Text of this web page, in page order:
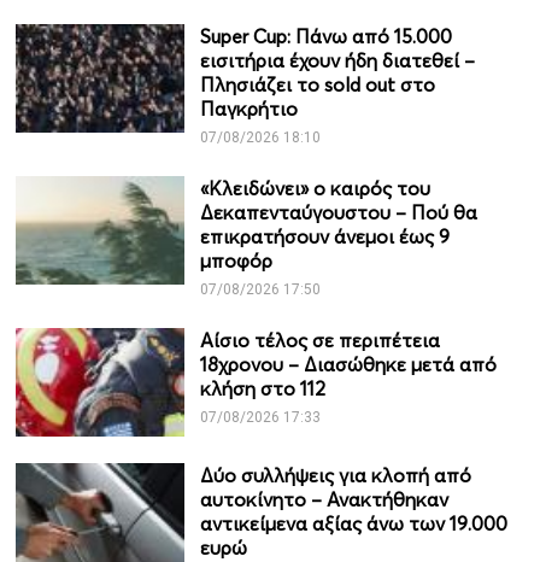
Super Cup: Πάνω από 15.000
εισιτήρια έχουν ήδη διατεθεί –
Πλησιάζει το sold out στο
Παγκρήτιο
07/08/2026 18:10
«Κλειδώνει» ο καιρός του
Δεκαπενταύγουστου – Πού θα
επικρατήσουν άνεμοι έως 9
μποφόρ
07/08/2026 17:50
Αίσιο τέλος σε περιπέτεια
18χρονου – Διασώθηκε μετά από
κλήση στο 112
07/08/2026 17:33
Δύο συλλήψεις για κλοπή από
αυτοκίνητο – Ανακτήθηκαν
αντικείμενα αξίας άνω των 19.000
ευρώ